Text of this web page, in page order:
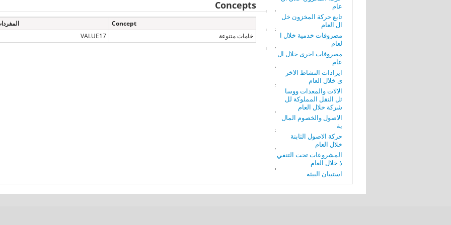
عام
تابع حركة المخزون خل
ال العام
مصروفات خدمية خلال ا
لعام
مصروفات اخرى خلال ال
عام
ايرادات النشاط الاخر
ى خلال العام
الالات والمعدات ووسا
ئل النقل المملوكة لل
شركة خلال العام
الاصول والخصوم المال
ية
حركة الاصول الثابتة
خلال العام
المشروعات تحت التنفي
ذ خلال العام
استبيان البيئة
Concepts
Concept
خامات متنوعة
VALUE17